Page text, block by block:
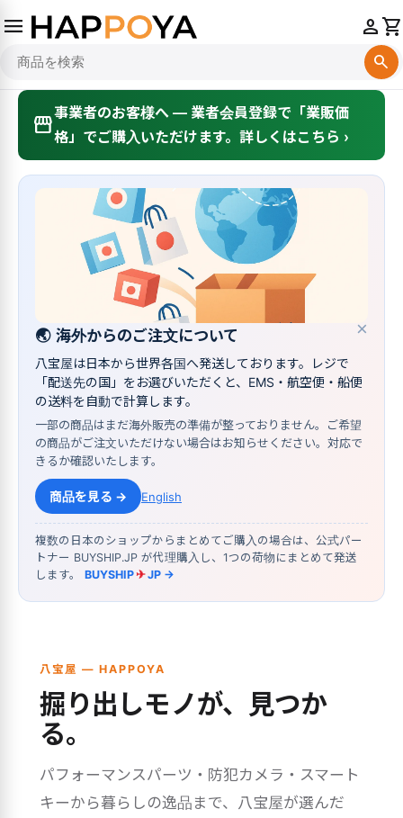
menu
search
personshopping_cart
storefront事業者のお客様へ — 業者会員登録で「業販価
格」でご購入いただけます。詳しくはこちら ›
×
🌏 海外からのご注文について
八宝屋は日本から世界各国へ発送しております。レジで
「配送先の国」をお選びいただくと、EMS・航空便・船便
の送料を自動で計算します。
一部の商品はまだ海外販売の準備が整っておりません。ご希望
の商品がご注文いただけない場合はお知らせください。対応で
きるか確認いたします。
商品を見る → English
複数の日本のショップからまとめてご購入の場合は、公式パー
トナー BUYSHIP.JP が代理購入し、1つの荷物にまとめて発送
します。 BUYSHIP✈JP →
八宝屋 — HAPPOYA
掘り出しモノが、見つか
る。
パフォーマンスパーツ・防犯カメラ・スマート
キーから暮らしの逸品まで、八宝屋が選んだ